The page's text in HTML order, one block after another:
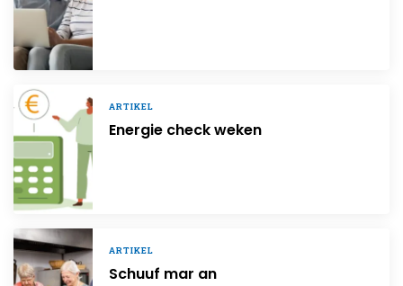
ARTIKEL
Energie check weken
ARTIKEL
Schuuf mar an